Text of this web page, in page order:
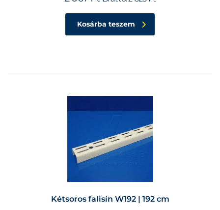
Kosárba teszem
Kétsoros falisín W192 | 192 cm